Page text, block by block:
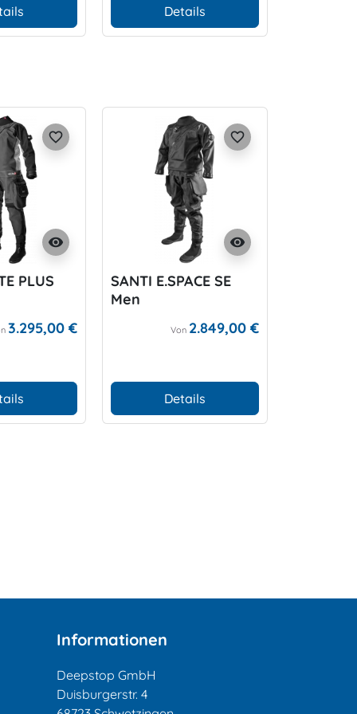
Details
visibility
favorite_border
PLUS
3.295,00 €
visibility
favorite_border
SANTI E.SPACE SE
Men
Von 2.849,00 €
Details
Informationen
Deepstop GmbH
Duisburgerstr. 4